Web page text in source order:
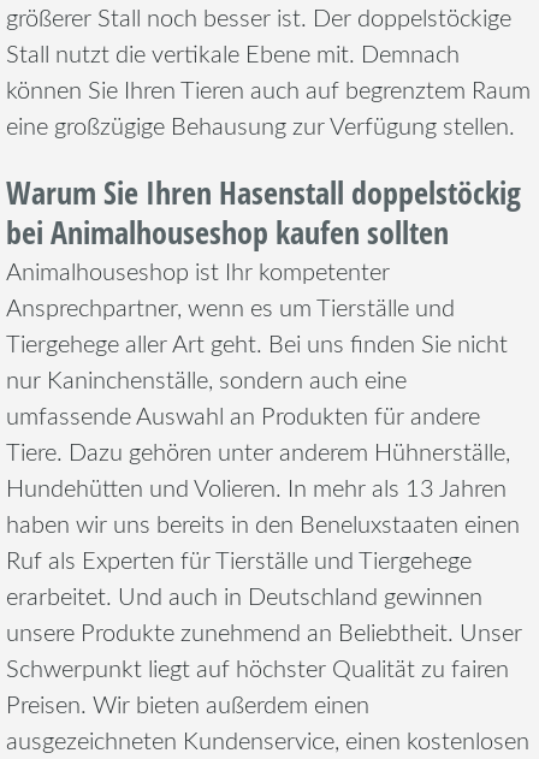
größerer Stall noch besser ist. Der doppelstöckige
Stall nutzt die vertikale Ebene mit. Demnach
können Sie Ihren Tieren auch auf begrenztem Raum
eine großzügige Behausung zur Verfügung stellen.
Warum Sie Ihren Hasenstall doppelstöckig
bei Animalhouseshop kaufen sollten
Animalhouseshop ist Ihr kompetenter
Ansprechpartner, wenn es um Tierställe und
Tiergehege aller Art geht. Bei uns finden Sie nicht
nur Kaninchenställe, sondern auch eine
umfassende Auswahl an Produkten für andere
Tiere. Dazu gehören unter anderem Hühnerställe,
Hundehütten und Volieren. In mehr als 13 Jahren
haben wir uns bereits in den Beneluxstaaten einen
Ruf als Experten für Tierställe und Tiergehege
erarbeitet. Und auch in Deutschland gewinnen
unsere Produkte zunehmend an Beliebtheit. Unser
Schwerpunkt liegt auf höchster Qualität zu fairen
Preisen. Wir bieten außerdem einen
ausgezeichneten Kundenservice, einen kostenlosen